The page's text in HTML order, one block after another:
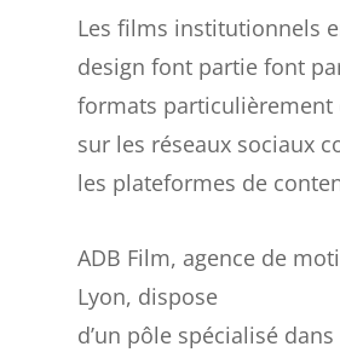
Les films institutionnels
design font partie font
formats particulièrement
sur les réseaux sociaux
les plateformes de
ADB Film, agence de
Lyon, dispose
d’un pôle spécialisé dans